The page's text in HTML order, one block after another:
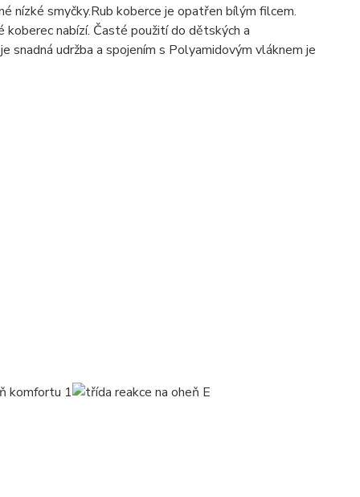
nízké smyčky.Rub koberce je opatřen bílým filcem.
nabízí. Časté použití do dětských a
snadná udržba a spojením s Polyamidovým vláknem je